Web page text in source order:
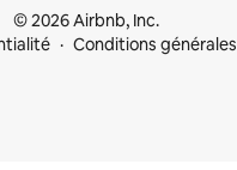
© 2026 Airbnb, Inc.
Conditions générales